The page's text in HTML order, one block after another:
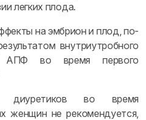
легких плода.
на эмбрион и плод, по-
внутриутробного
АПФ во время первого
диуретиков во время
женщин не рекомендуется,